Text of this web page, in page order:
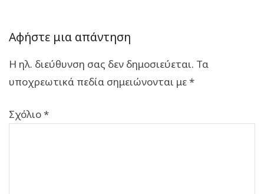
Αφήστε μια απάντηση
Η ηλ. διεύθυνση σας δεν δημοσιεύεται. Τα
υποχρεωτικά πεδία σημειώνονται με*
Σχόλιο*